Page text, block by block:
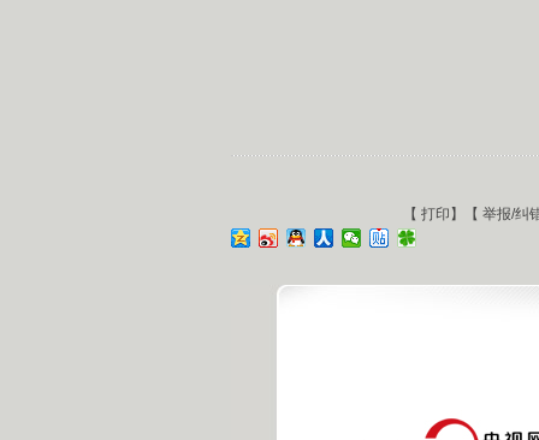
【 打印】【 举报/纠